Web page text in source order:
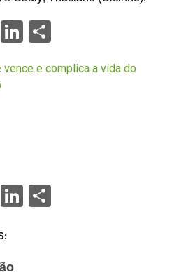
LinkedIn
Share
e complica a vida do
LinkedIn
Share